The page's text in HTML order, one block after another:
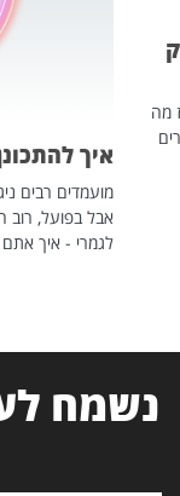
מה
איך
מועמדים רבים
אבל בפועל, רוב
לגמרי - איך
נשמח